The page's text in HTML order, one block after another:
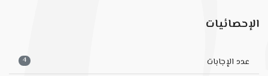
الإحصائيات
عدد الإجابات 4